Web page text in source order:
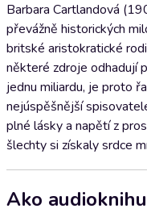
Barbara Cartlandová
převážně historických
britské aristokratické
některé zdroje odhadují
jednu miliardu, je proto
nejúspěšnější
plné lásky a napětí z
šlechty si získaly srdce
Ako